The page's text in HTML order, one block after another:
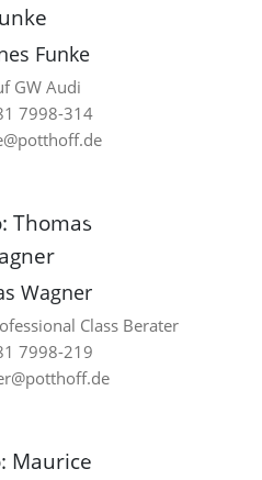
Funke
GW Audi
7998-314
Wagner
Class Berater
7998-219